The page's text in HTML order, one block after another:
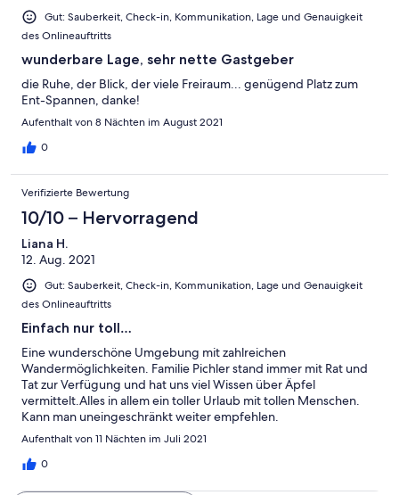
Gut: Sauberkeit, Check-in, Kommunikation, Lage und Genauigkeit
des Onlineauftritts
wunderbare Lage, sehr nette Gastgeber
die Ruhe, der Blick, der viele Freiraum... genügend Platz zum
Ent-Spannen, danke!
Aufenthalt von 8 Nächten im August 2021
0
Verifizierte Bewertung
10/10 – Hervorragend
Liana H.
12. Aug. 2021
Gut: Sauberkeit, Check-in, Kommunikation, Lage und Genauigkeit
des Onlineauftritts
Einfach nur toll…
Eine wunderschöne Umgebung mit zahlreichen
Wandermöglichkeiten. Familie Pichler stand immer mit Rat und
Tat zur Verfügung und hat uns viel Wissen über Äpfel
vermittelt.Alles in allem ein toller Urlaub mit tollen Menschen.
Kann man uneingeschränkt weiter empfehlen.
Aufenthalt von 11 Nächten im Juli 2021
0